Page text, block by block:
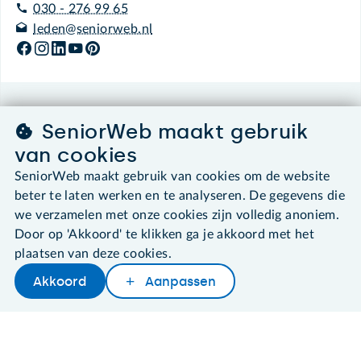
DelenWoordenboek
030 - 276 99 65
leden@seniorweb.nl
Algemene voorwaarden
Cookies en cookie-instellingen
Disclaimer
SeniorWeb maakt gebruik
van cookies
SeniorWeb maakt gebruik van cookies om de website
beter te laten werken en te analyseren. De gegevens die
we verzamelen met onze cookies zijn volledig anoniem.
Door op 'Akkoord' te klikken ga je akkoord met het
plaatsen van deze cookies.
Akkoord Aanpassen